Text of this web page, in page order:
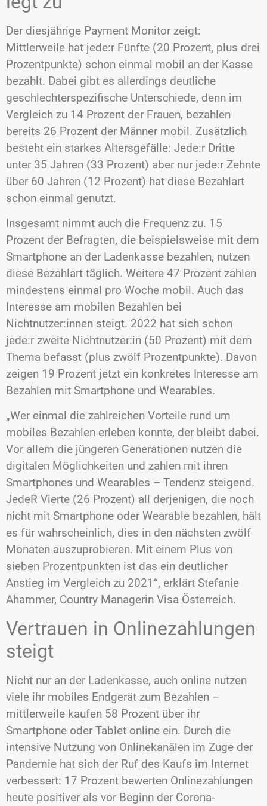
Der diesjährige Payment Monitor zeigt:
Mittlerweile hat jede:r Fünfte (20 Prozent, plus drei
Prozentpunkte) schon einmal mobil an der Kasse
bezahlt. Dabei gibt es allerdings deutliche
geschlechterspezifische Unterschiede, denn im
Vergleich zu 14 Prozent der Frauen, bezahlen
bereits 26 Prozent der Männer mobil. Zusätzlich
besteht ein starkes Altersgefälle: Jede:r Dritte
unter 35 Jahren (33 Prozent) aber nur jede:r Zehnte
über 60 Jahren (12 Prozent) hat diese Bezahlart
schon einmal genutzt.
Insgesamt nimmt auch die Frequenz zu. 15
Prozent der Befragten, die beispielsweise mit dem
Smartphone an der Ladenkasse bezahlen, nutzen
diese Bezahlart täglich. Weitere 47 Prozent zahlen
mindestens einmal pro Woche mobil. Auch das
Interesse am mobilen Bezahlen bei
Nichtnutzer:innen steigt. 2022 hat sich schon
jede:r zweite Nichtnutzer:in (50 Prozent) mit dem
Thema befasst (plus zwölf Prozentpunkte). Davon
zeigen 19 Prozent jetzt ein konkretes Interesse am
Bezahlen mit Smartphone und Wearables.
„Wer einmal die zahlreichen Vorteile rund um
mobiles Bezahlen erleben konnte, der bleibt dabei.
Vor allem die jüngeren Generationen nutzen die
digitalen Möglichkeiten und zahlen mit ihren
Smartphones und Wearables – Tendenz steigend.
JedeR Vierte (26 Prozent) all derjenigen, die noch
nicht mit Smartphone oder Wearable bezahlen, hält
es für wahrscheinlich, dies in den nächsten zwölf
Monaten auszuprobieren. Mit einem Plus von
sieben Prozentpunkten ist das ein deutlicher
Anstieg im Vergleich zu 2021“, erklärt Stefanie
Ahammer, Country Managerin Visa Österreich.
Vertrauen in Onlinezahlungen
steigt
Nicht nur an der Ladenkasse, auch online nutzen
viele ihr mobiles Endgerät zum Bezahlen –
mittlerweile kaufen 58 Prozent über ihr
Smartphone oder Tablet online ein. Durch die
intensive Nutzung von Onlinekanälen im Zuge der
Pandemie hat sich der Ruf des Kaufs im Internet
verbessert: 17 Prozent bewerten Onlinezahlungen
heute positiver als vor Beginn der Corona-